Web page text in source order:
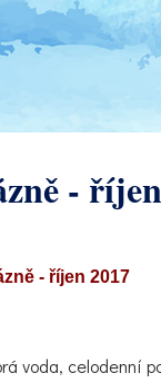
-
- říjen 2017
celodenní